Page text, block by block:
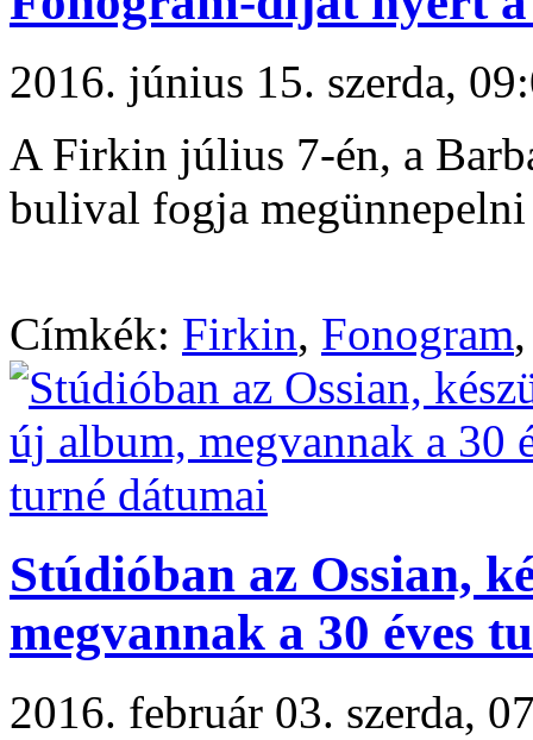
2016. június 15. szerda,
A Firkin július 7-én, a
bulival fogja megünnepelni
Címkék: Firkin, Fonogram
Stúdióban az Ossian,
megvannak a 30 éves
2016. február 03. szerda,